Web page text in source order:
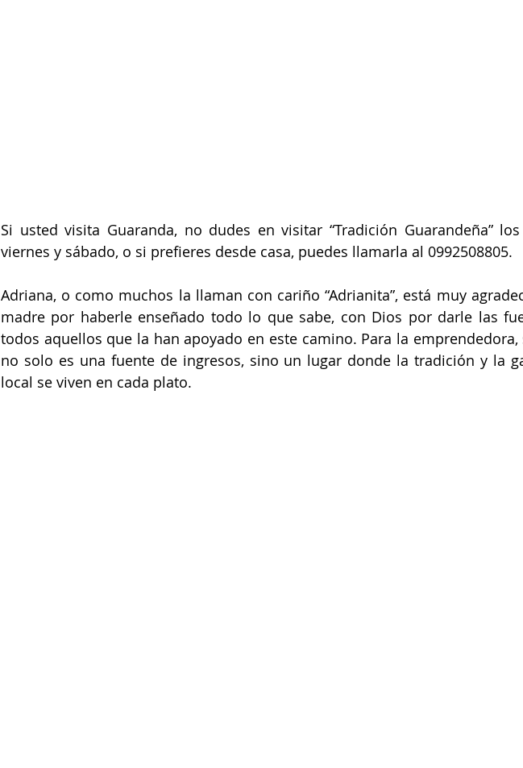
Si usted visita Guaranda, no dudes en visitar “Tradición Guarandeña”
viernes y sábado, o si prefieres desde casa, puedes llamarla al 0992508805.
Adriana, o como muchos la llaman con cariño “Adrianita”, está muy
madre por haberle enseñado todo lo que sabe, con Dios por darle las
todos aquellos que la han apoyado en este camino. Para la emprendedora,
no solo es una fuente de ingresos, sino un lugar donde la tradición y la
local se viven en cada plato.